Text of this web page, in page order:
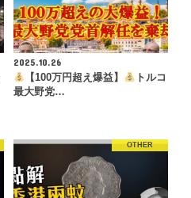
2025.10.26
【100万円超え爆益】
トルコ
最大野党…
OTHER